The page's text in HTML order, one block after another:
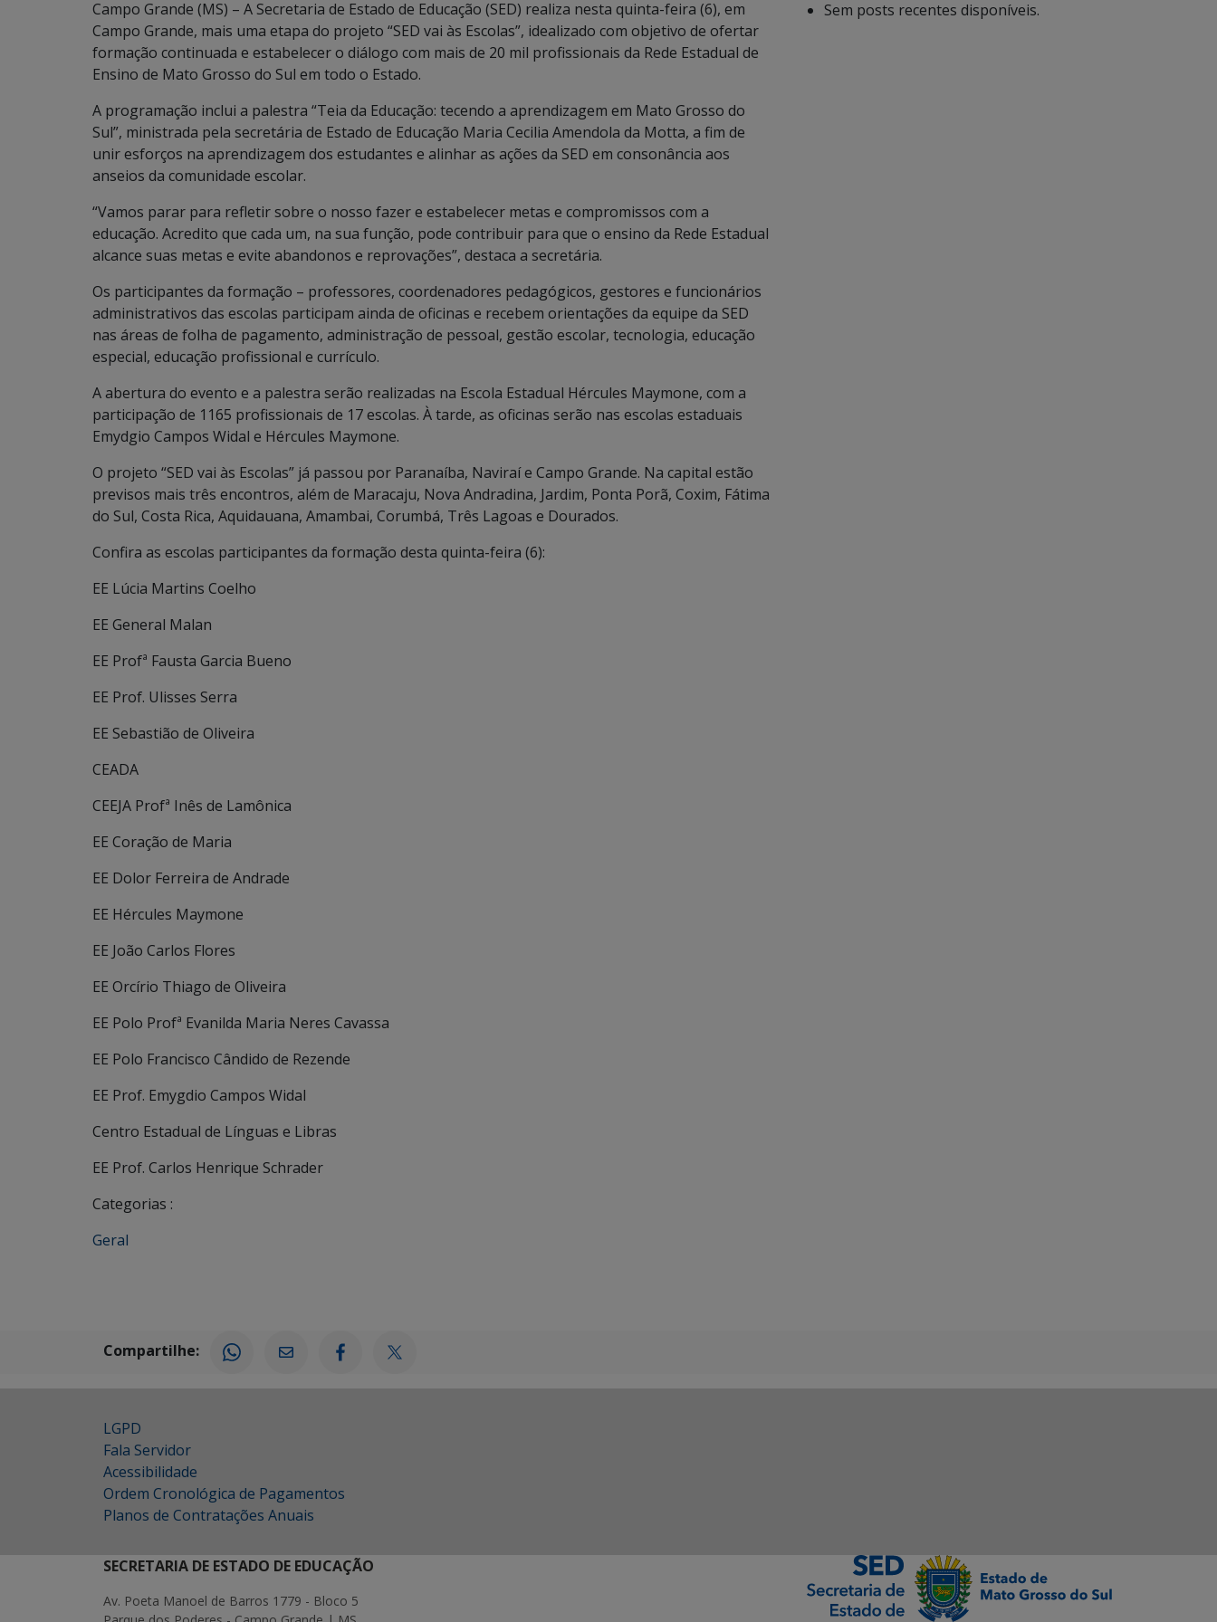
Campo Grande (MS) – A Secretaria de Estado de Educação (SED) realiza nesta quinta-feira (6), em
Campo Grande, mais uma etapa do projeto “SED vai às Escolas”, idealizado com objetivo de ofertar
formação continuada e estabelecer o diálogo com mais de 20 mil profissionais da Rede Estadual de
Ensino de Mato Grosso do Sul em todo o Estado.
A programação inclui a palestra “Teia da Educação: tecendo a aprendizagem em Mato Grosso do
Sul”, ministrada pela secretária de Estado de Educação Maria Cecilia Amendola da Motta, a fim de
unir esforços na aprendizagem dos estudantes e alinhar as ações da SED em consonância aos
anseios da comunidade escolar.
“Vamos parar para refletir sobre o nosso fazer e estabelecer metas e compromissos com a
educação. Acredito que cada um, na sua função, pode contribuir para que o ensino da Rede Estadual
alcance suas metas e evite abandonos e reprovações”, destaca a secretária.
Os participantes da formação – professores, coordenadores pedagógicos, gestores e funcionários
administrativos das escolas participam ainda de oficinas e recebem orientações da equipe da SED
nas áreas de folha de pagamento, administração de pessoal, gestão escolar, tecnologia, educação
especial, educação profissional e currículo.
A abertura do evento e a palestra serão realizadas na Escola Estadual Hércules Maymone, com a
participação de 1165 profissionais de 17 escolas. À tarde, as oficinas serão nas escolas estaduais
Emydgio Campos Widal e Hércules Maymone.
O projeto “SED vai às Escolas” já passou por Paranaíba, Naviraí e Campo Grande. Na capital estão
previsos mais três encontros, além de Maracaju, Nova Andradina, Jardim, Ponta Porã, Coxim, Fátima
do Sul, Costa Rica, Aquidauana, Amambai, Corumbá, Três Lagoas e Dourados.
Confira as escolas participantes da formação desta quinta-feira (6):
EE Lúcia Martins Coelho
EE General Malan
EE Profª Fausta Garcia Bueno
EE Prof. Ulisses Serra
EE Sebastião de Oliveira
CEADA
CEEJA Profª Inês de Lamônica
EE Coração de Maria
EE Dolor Ferreira de Andrade
EE Hércules Maymone
EE João Carlos Flores
EE Orcírio Thiago de Oliveira
EE Polo Profª Evanilda Maria Neres Cavassa
EE Polo Francisco Cândido de Rezende
EE Prof. Emygdio Campos Widal
Centro Estadual de Línguas e Libras
EE Prof. Carlos Henrique Schrader
Categorias :
Geral
Sem posts recentes disponíveis.
Compartilhe:
LGPD
Fala Servidor
Acessibilidade
Ordem Cronológica de Pagamentos
Planos de Contratações Anuais
SECRETARIA DE ESTADO DE EDUCAÇÃO
Av. Poeta Manoel de Barros 1779 - Bloco 5